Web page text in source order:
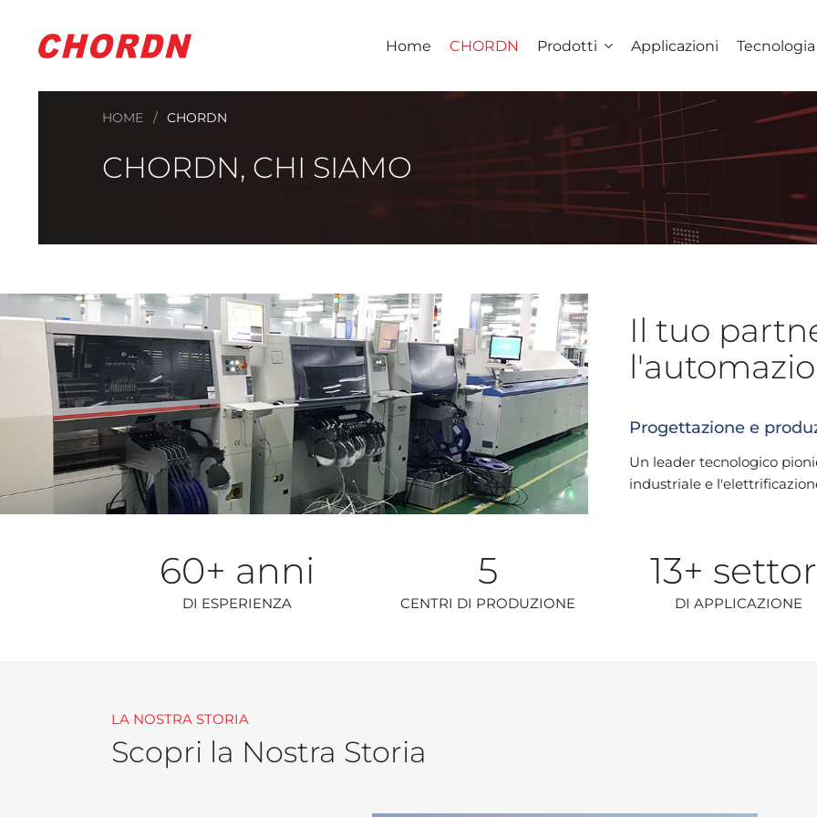
Home CHORDN Prodotti Applicazioni Tecnologia
CHORDN, CHI SIAMO
HOME CHORDN
Il tuo
Progettazione e
Un leader tecnologico
industriale e
60+ anni
DI ESPERIENZA
5
CENTRI DI PRODUZIONE
13+
DI APPLICAZIONE
LA NOSTRA STORIA
Scopri la Nostra Storia